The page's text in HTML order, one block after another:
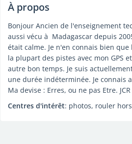
À propos
Bonjour Ancien de l'enseignement
aussi vécu à Madagascar depuis
était calme. Je n'en connais bien
la plupart des pistes avec mon GPS
autre bon temps. Je suis
une durée indéterminée. Je connais
Ma devise : Erres, ou ne pas Etre. JCR
Centres d'intérêt: photos, rouler